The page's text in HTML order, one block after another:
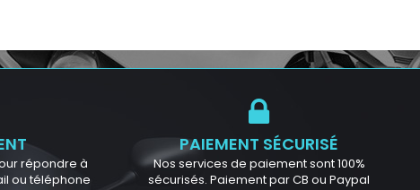
répondre à
ou téléphone
PAIEMENT SÉCURISÉ
Nos services de paiement sont 100%
sécurisés. Paiement par CB ou Paypal